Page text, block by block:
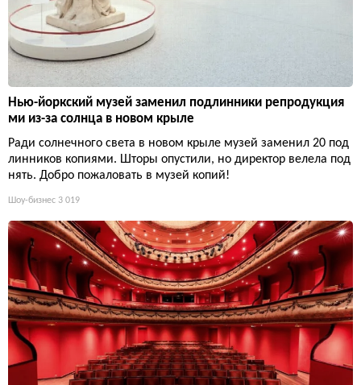
Нью-йоркский музей заменил подлинники репродукция
ми из-за солнца в новом крыле
Ради солнечного света в новом крыле музей заменил 20 под
линников копиями. Шторы опустили, но директор велела под
нять. Добро пожаловать в музей копий!
Шоу-бизнес 3 019